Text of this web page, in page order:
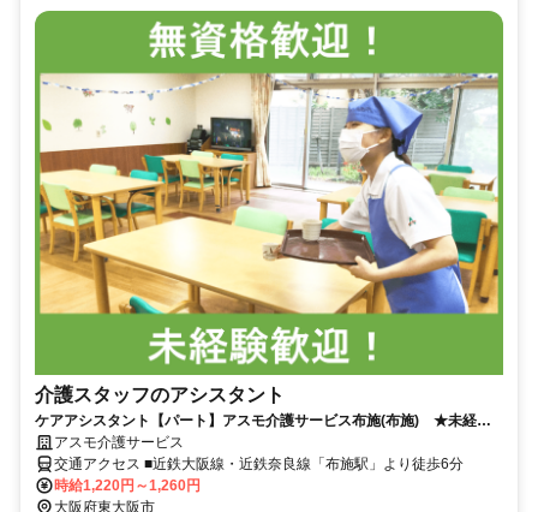
介護スタッフのアシスタント
ケアアシスタント【パート】アスモ介護サービス布施(布施) ★未経験
者歓迎!
アスモ介護サービス
交通アクセス ■近鉄大阪線・近鉄奈良線「布施駅」より徒歩6分
時給1,220円～1,260円
大阪府東大阪市